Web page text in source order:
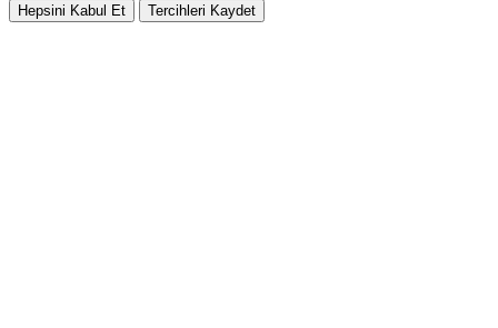
Hepsini Kabul Et Tercihleri Kaydet